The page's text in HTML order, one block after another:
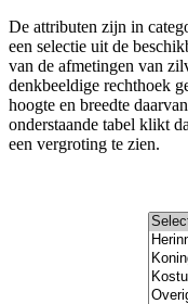
De attributen zijn in
een selectie uit de
van de afmetingen van
denkbeeldige rechthoek
hoogte en breedte
onderstaande tabel klikt
een vergroting te zien.